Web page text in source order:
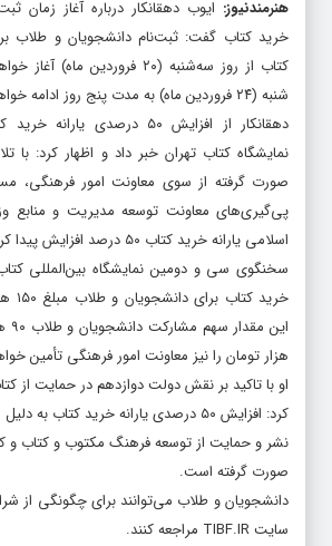
هنرمندنیوز: ایوب دهقانکار درباره آغاز زمان
خرید کتاب گفت: ثبت‌نام دانشجویان و طلاب
کتاب از روز سه‌شنبه (۲۰ فروردین
شنبه (۲۴ فروردین ماه) به مدت پنج روز ادامه خواهد داشت.
دهقانکار از افزایش ۵۰ درصدی
نمایشگاه کتاب تهران خبر داد و اظهار کرد:
صورت گرفته از سوی معاونت امور فرهنگی،
پی‌گیری‌های معاونت توسعه مدیریت و منابع
اسلامی یارانه خرید کتاب ۵۰ درصد افزایش پیدا کرده است.
سخنگوی سی و دومین نمایشگاه بین‌المللی
هزار تومان را نیز معاونت امور فرهنگی تأمین
او با تاکید بر نقش دولت دوازدهم در حمایت از
کرد: افزایش ۵۰ درصدی یارانه خرید کتاب
نشر و حمایت از توسعه فرهنگ مکتوب و کتاب و
صورت گرفته است.
دانشجویان و طلاب می‌توانند برای چگونگی از
سایت TIBF.IR مراجعه کنند.